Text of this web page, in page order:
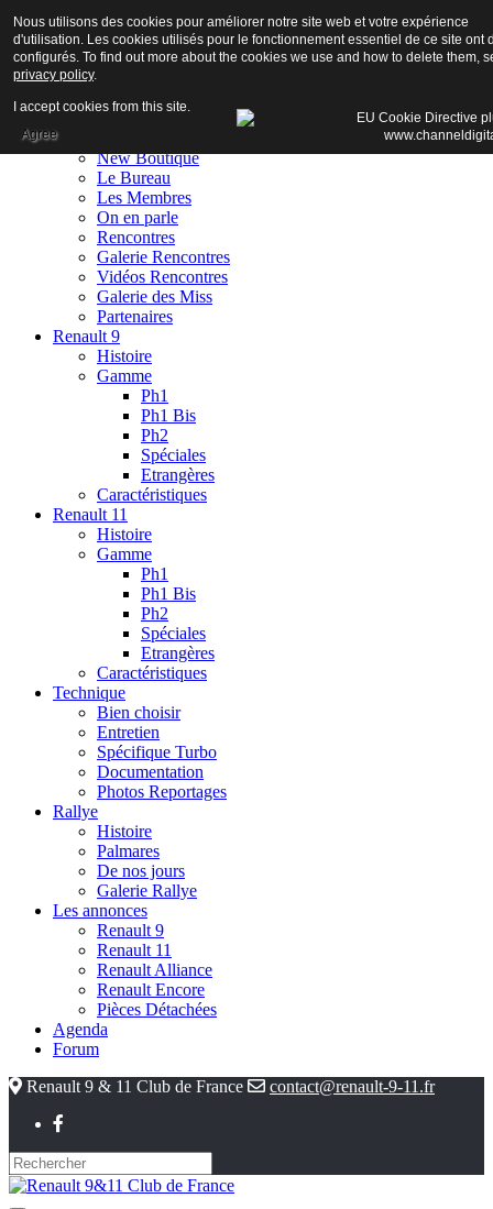
Accueil
New Boutique
Le Bureau
Les Membres
On en parle
Rencontres
Galerie Rencontres
Vidéos Rencontres
Galerie des Miss
Partenaires
Renault 9
Histoire
Gamme
Ph1
Ph1 Bis
Ph2
Spéciales
Etrangères
Caractéristiques
Renault 11
Histoire
Gamme
Ph1
Ph1 Bis
Ph2
Spéciales
Etrangères
Caractéristiques
Technique
Bien choisir
Entretien
Spécifique Turbo
Documentation
Photos Reportages
Rallye
Histoire
Palmares
De nos jours
Galerie Rallye
Les annonces
Renault 9
Renault 11
Renault Alliance
Renault Encore
Pièces Détachées
Agenda
Forum
Renault 9 & 11 Club de France
contact@renault-9-11.fr
Nous utilisons des cookies pour améliorer notre site web et votre expérience
d'utilisation. Les cookies utilisés pour le fonctionnement essentiel de ce site ont
configurés. To find out more about the cookies we use and how to delete them,
privacy policy.
I accept cookies from this site.
Agree